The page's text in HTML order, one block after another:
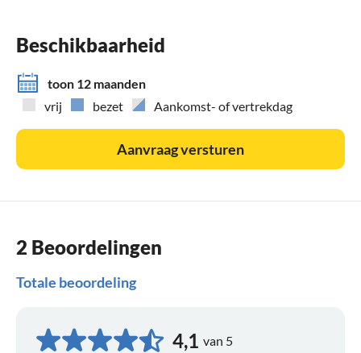
Beschikbaarheid
toon 12 maanden
vrij
bezet Aankomst- of vertrekdag
Aanvraag versturen
2 Beoordelingen
Totale beoordeling
4,1 van 5